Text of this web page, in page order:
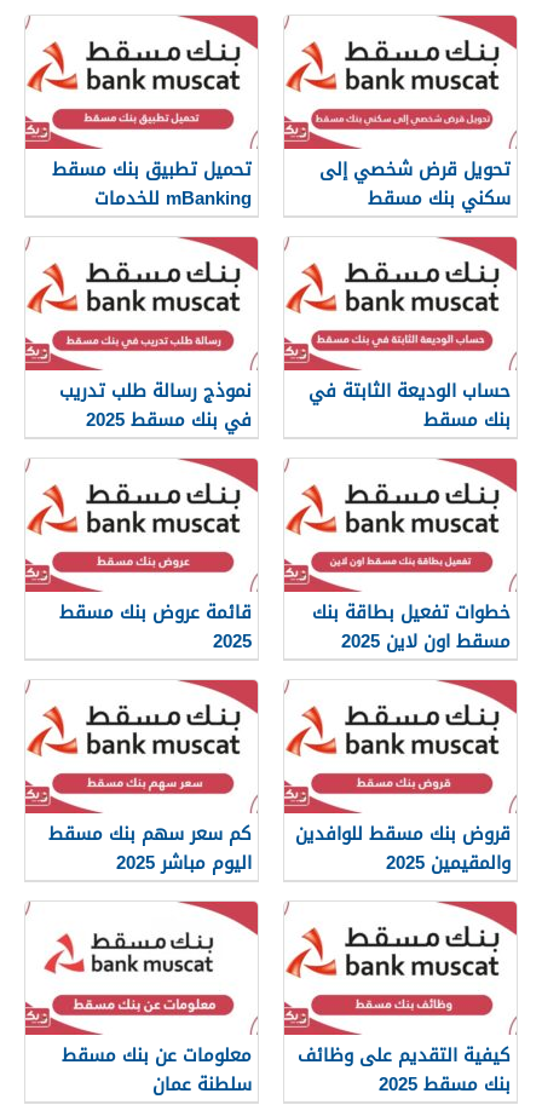
تحويل قرض شخصي إلى
سكني بنك مسقط
تحميل تطبيق بنك مسقط
mBanking للخدمات
المصرفية
حساب الوديعة الثابتة في
بنك مسقط
نموذج رسالة طلب تدريب
في بنك مسقط 2025
خطوات تفعيل بطاقة بنك
مسقط اون لاين 2025
قائمة عروض بنك مسقط
2025
قروض بنك مسقط للوافدين
والمقيمين 2025
كم سعر سهم بنك مسقط
اليوم مباشر 2025
كيفية التقديم على وظائف
بنك مسقط 2025
معلومات عن بنك مسقط
سلطنة عمان